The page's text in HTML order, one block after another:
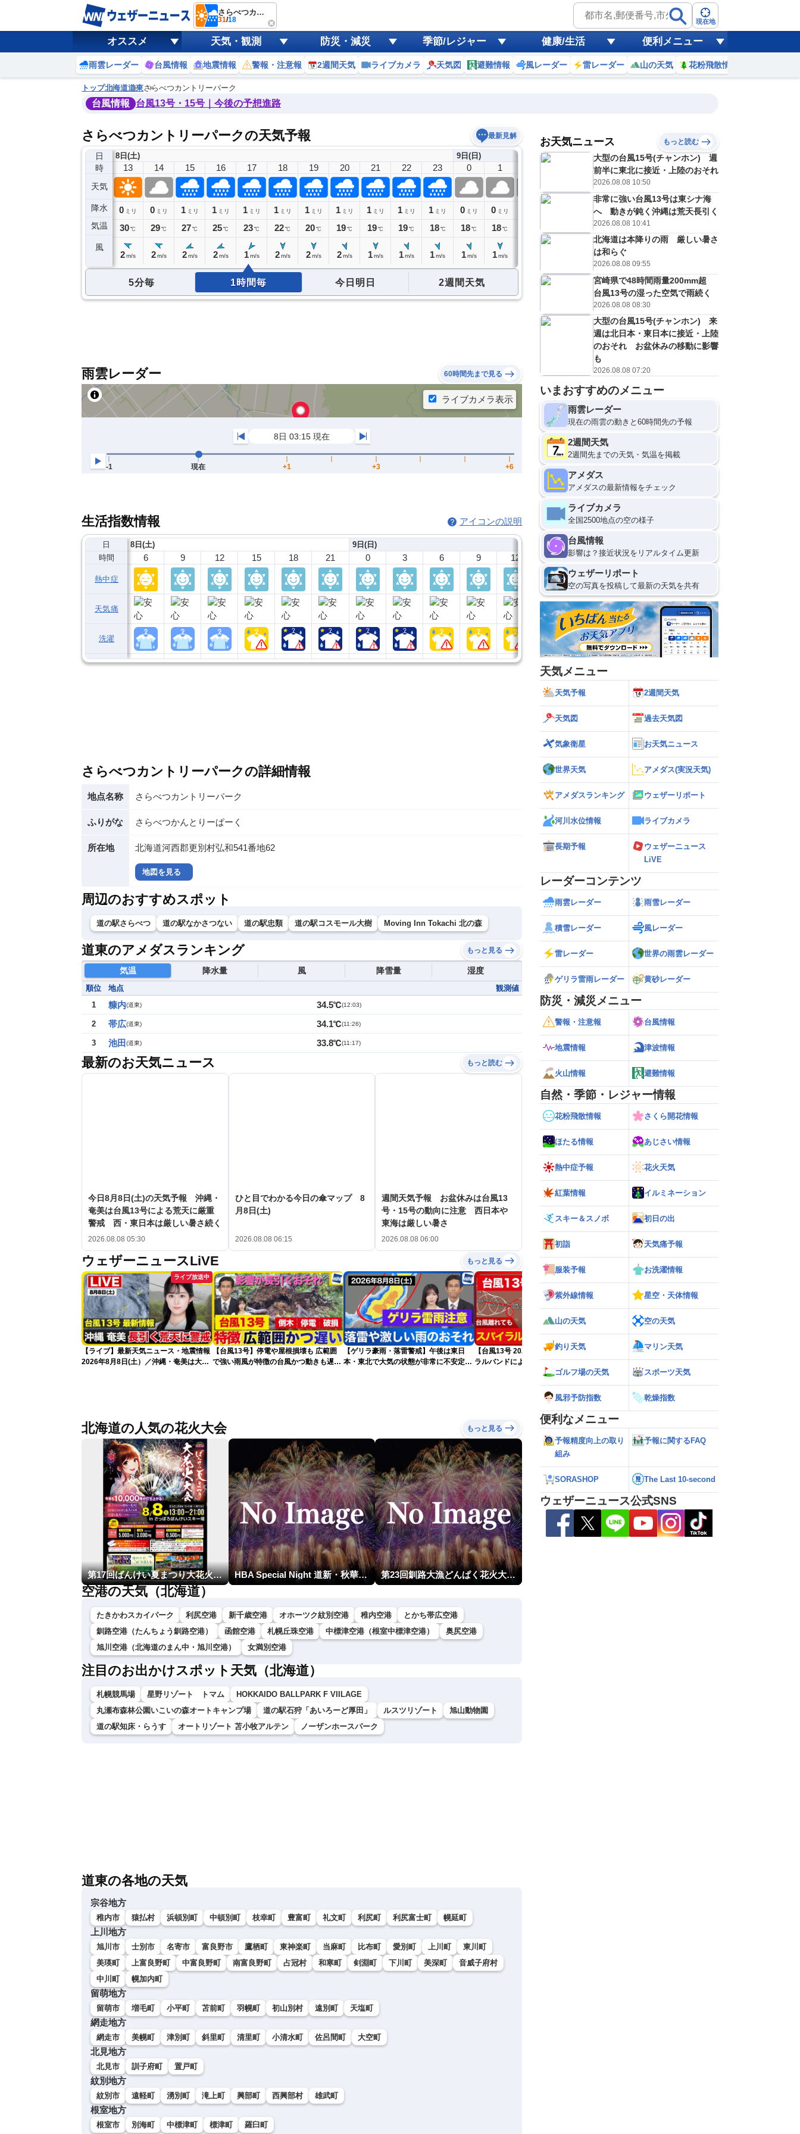
さらべつカントリーパーク
31/18 現在地
オススメ 天気・観測 防災・減災 季節/レジャー 健康/生活 便利メニュー
雨雲レーダー 台風情報 地震情報 警報・注意報 2週間天気 ライブカメラ 天気図 避難情報 風レーダー 雷レーダー 山の天気 花粉飛散情報
トップ北海道道東さらべつカントリーパーク
台風情報 台風13号・15号｜今後の予想進路
さらべつカントリーパークの天気予報 最新見解
日
時
天気
降水
気温
風
8日(土)
12
0ミリ
31℃
13
0 ミリ
30℃
2 m/s
14
0 ミリ
29℃
2 m/s
15
1 ミリ
27℃
2 m/s
16
1 ミリ
25℃
2 m/s
17
1 ミリ
23℃
1 m/s
18
1 ミリ
22℃
2 m/s
19
1 ミリ
20℃
2 m/s
20
1 ミリ
19℃
2 m/s
21
1 ミリ
19℃
1 m/s
22
1 ミリ
19℃
1 m/s
23
1 ミリ
18 ℃
1m/s
9日(日)
0
0 ミリ
18℃
1 m/s
1
0 ミリ
18℃
1 m/s
4
ミリ
17
m/s
5
0 ミリ
17
1m/s
6
0 ミリ
17
7
0ミリ
8
0ミリ
5分毎 1時間毎 今日明日 2週間天気
雨雲レーダー 60時間先まで見る
生活指数情報 アイコンの説明
日
時間
熱中症
天気痛
洗濯
8日(土)
6 9 12 15 18 21
9日(日)
0 3 6 9 12
さらべつカントリーパークの詳細情報
地点名称 さらべつカントリーパーク
ふりがな さらべつかんとりーぱーく
所在地 北海道河西郡更別村弘和541番地62
地図を見る
周辺のおすすめスポット
道の駅さらべつ 道の駅なかさつない 道の駅忠類 道の駅コスモール大樹 Moving Inn Tokachi 北の森
道東のアメダスランキング もっと見る
気温 降水量 風 降雪量 湿度
順位 地点
観測値
1
糠内(道東) 34.5℃(12:03)
2 帯広(道東) 34.1℃(11:26)
3 池田 (道東) 33.8℃(11:17)
最新のお天気ニュース もっと読む
今日8月8日(土)の天気予報 沖縄・
奄美は台風13号による荒天に厳重
警戒 西・東日本は厳しい暑さ続く
2026.08.08 05:30
ひと目でわかる今日の傘マップ 8
月8日(土)
2026.08.08 06:15
週間天気予報 お盆休みは台風13
号・15号の動向に注意 西日本や
東海は厳しい暑さ
2026.08.08 06:00
ウェザーニュースLiVE もっと見る
ライブ放送中
【ライブ】最新天気ニュース・地震情報
2026年8月8日(土）／沖縄・奄美は大荒
【台風13号】停電や屋根損壊も 広範囲
で強い雨風が特徴の台風かつ動きも遅く
【ゲリラ豪雨・落雷警戒】午後は東日
本・東北で大気の状態が非常に不安定に
【台風13号 2026】台風離れてもスパイ
ラルバンドによる大雨警戒（8日6時情
【台風15号 2026】お盆休みの天気に影
響するおそれ（8日5時更新）
北海道の人気の花火大会 もっと見る
第17回ばんけい夏まつり大花火大会 HBA Special Night 道新・秋華火（はなび） 第23回釧路大漁どんぱく花火大会 ～道新・光と音のファンタジー～
空港の天気（北海道）
たきかわスカイパーク 利尻空港 新千歳空港 オホーツク紋別空港 稚内空港
とかち帯広空港
釧路空港（たんちょう釧路空港）
函館空港 札幌丘珠空港 中標津空港（根室中標津空港）
奥尻空港
旭川空港（北海道のまん中・旭川空港）
女満別空港
注目のお出かけスポット天気（北海道）
札幌競馬場 星野リゾート トマム
HOKKAIDO BALLPARK F VIILAGE
丸瀬布森林公園いこいの森オートキャンプ場
道の駅石狩「あいろーど厚田」 ルスツリゾート
旭山動物園
道の駅知床・らうす
オートリゾート 苫小牧アルテン ノーザンホースパーク
道東の各地の天気
宗谷地方
稚内市 猿払村 浜頓別町 中頓別町 枝幸町 豊富町 礼文町 利尻町 利尻富士町 幌延町
上川地方
旭川市 士別市 名寄市 富良野市 鷹栖町 東神楽町 当麻町 比布町 愛別町 上川町
東川町
美瑛町
上富良野町 中富良野町 南富良野町 占冠村 和寒町 剣淵町 下川町 美深町
音威子府村
中川町
幌加内町
留萌地方
留萌市 増毛町 小平町 苫前町 羽幌町 初山別村 遠別町 天塩町
網走地方
網走市 美幌町 津別町 斜里町 清里町 小清水町 佐呂間町 大空町
北見地方
北見市 訓子府町 置戸町
紋別地方
紋別市 遠軽町 湧別町 滝上町 興部町 西興部村 雄武町
根室地方
根室市 別海町 中標津町 標津町 羅臼町
お天気ニュース もっと読む
大型の台風15号(チャンホン) 週
前半に東北に接近・上陸のおそれ
2026.08.08 10:50
非常に強い台風13号は東シナ海
へ 動きが鈍く沖縄は荒天長引く
2026.08.08 10:41
北海道は本降りの雨 厳しい暑さ
は和らぐ
2026.08.08 09:55
宮崎県で48時間雨量200mm超
台風13号の湿った空気で雨続く
2026.08.08 08:30
大型の台風15号(チャンホン) 来
週は北日本・東日本に接近・上陸
のおそれ お盆休みの移動に影響
も
2026.08.08 07:20
いまおすすめのメニュー
雨雲レーダー
現在の雨雲の動きと60時間先の予報
2週間天気
2週間先までの天気・気温を掲載
アメダス
アメダスの最新情報をチェック
ライブカメラ
全国2500地点の空の様子
台風情報
影響は？接近状況をリアルタイム更新
ウェザーリポート
空の写真を投稿して最新の天気を共有
天気メニュー
天気予報 2週間天気
天気図 過去天気図
気象衛星 お天気ニュース
世界天気 アメダス(実況天気)
アメダスランキング ウェザーリポート
河川水位情報 ライブカメラ
長期予報
ウェザーニュース
LiVE
レーダーコンテンツ
雨雲レーダー 雨雪レーダー
積雪レーダー 風レーダー
雷レーダー 世界の雨雲レーダー
ゲリラ雷雨レーダー 黄砂レーダー
防災・減災メニュー
警報・注意報 台風情報
地震情報 津波情報
火山情報 避難情報
自然・季節・レジャー情報
花粉飛散情報 さくら開花情報
ほたる情報 あじさい情報
熱中症予報 花火天気
紅葉情報 イルミネーション
スキー＆スノボ 初日の出
初詣 天気痛予報
服装予報 お洗濯情報
紫外線情報 星空・天体情報
山の天気 空の天気
釣り天気 マリン天気
ゴルフ場の天気 スポーツ天気
風邪予防指数 乾燥指数
便利なメニュー
予報精度向上の取り
組み
予報に関するFAQ
SORASHOP The Last 10-second
ウェザーニュース公式SNS